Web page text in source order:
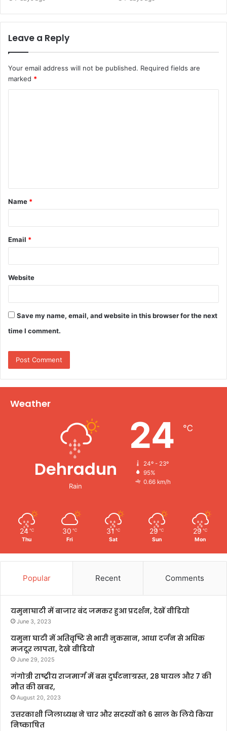
Leave a Reply
Your email address will not be published. Required fields are
marked *
t
*
Name *
Email *
Website
Save my name, email, and website in this browser for the next
time I comment.
Weather
Dehradun
Rain
24 ℃
24º - 23º
95%
0.66 km/h
24 ℃
Thu
30 ℃
Fri
31 ℃
Sat
29 ℃
Sun
29 ℃
Mon
Popular Recent Comments
यमुनाघाटी में बाजार बंद जमकर हुआ प्रदर्शन, देखें वीडियो
June 3, 2023
यमुना घाटी में अतिवृष्टि से भारी नुकसान, आधा दर्जन से अधिक
मजदूर लापता, देखे वीडियो
June 29, 2025
गंगोत्री राष्ट्रीय राजमार्ग में बस दुर्घटनाग्रस्त, 28 घायल और 7 की
मौत की खबर,
August 20, 2023
उत्तरकाशी जिलाध्यक्ष ने चार और सदस्यों को 6 साल के लिये किया
निष्काषित